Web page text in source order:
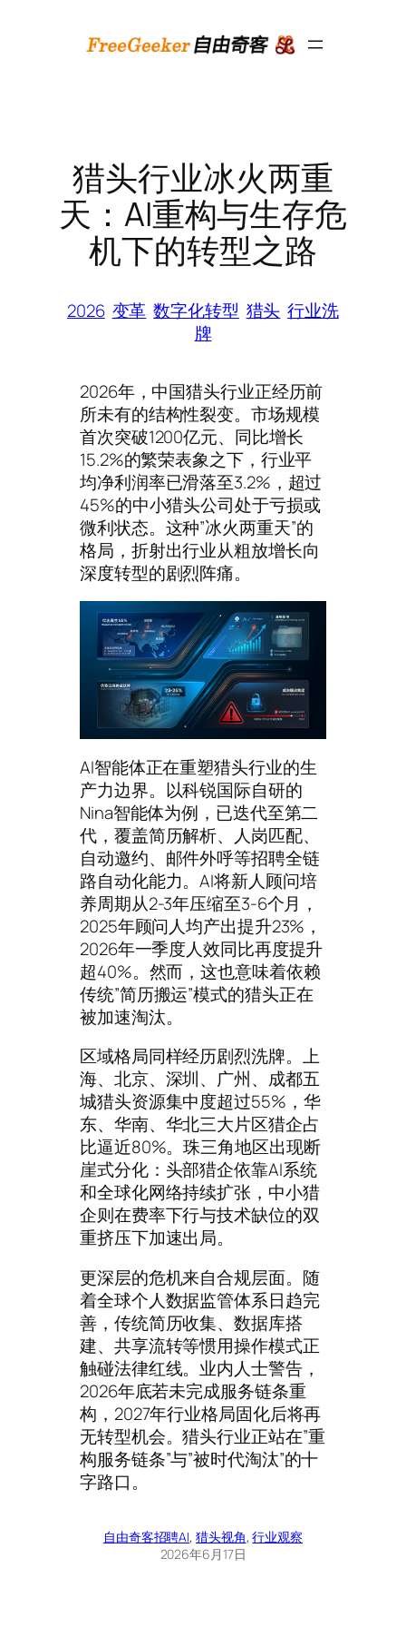
猎头行业冰火两重
天：AI重构与生存危
机下的转型之路
2026 变革 数字化转型 猎头 行业洗
牌
2026年，中国猎头行业正经历前
所未有的结构性裂变。市场规模
首次突破1200亿元、同比增长
15.2%的繁荣表象之下，行业平
均净利润率已滑落至3.2%，超过
45%的中小猎头公司处于亏损或
微利状态。这种”冰火两重天”的
格局，折射出行业从粗放增长向
深度转型的剧烈阵痛。
AI智能体正在重塑猎头行业的生
产力边界。以科锐国际自研的
Nina智能体为例，已迭代至第二
代，覆盖简历解析、人岗匹配、
自动邀约、邮件外呼等招聘全链
路自动化能力。AI将新人顾问培
养周期从2-3年压缩至3-6个月，
2025年顾问人均产出提升23%，
2026年一季度人效同比再度提升
超40%。然而，这也意味着依赖
传统”简历搬运”模式的猎头正在
被加速淘汰。
区域格局同样经历剧烈洗牌。上
海、北京、深圳、广州、成都五
城猎头资源集中度超过55%，华
东、华南、华北三大片区猎企占
比逼近80%。珠三角地区出现断
崖式分化：头部猎企依靠AI系统
和全球化网络持续扩张，中小猎
企则在费率下行与技术缺位的双
重挤压下加速出局。
更深层的危机来自合规层面。随
着全球个人数据监管体系日趋完
善，传统简历收集、数据库搭
建、共享流转等惯用操作模式正
触碰法律红线。业内人士警告，
2026年底若未完成服务链条重
构，2027年行业格局固化后将再
无转型机会。猎头行业正站在”重
构服务链条”与”被时代淘汰”的十
字路口。
自由奇客招聘AI, 猎头视角, 行业观察
2026年6月17日